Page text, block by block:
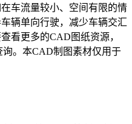
车流量较小、空间有限的情
辆单向行驶，减少车辆交汇
看更多的CAD图纸资源，
询。本CAD制图素材仅用于